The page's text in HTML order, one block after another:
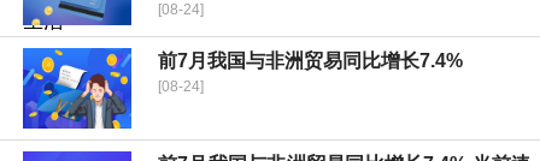
[08-24]
前7月我国与非洲贸易同比增长7.4%
[08-24]